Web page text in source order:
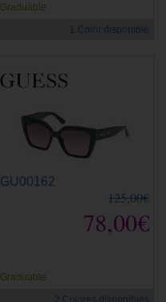
Graduable
1 Color disponible
GU00162
125,00€
78,00€
Graduable
2 Colores disponibles